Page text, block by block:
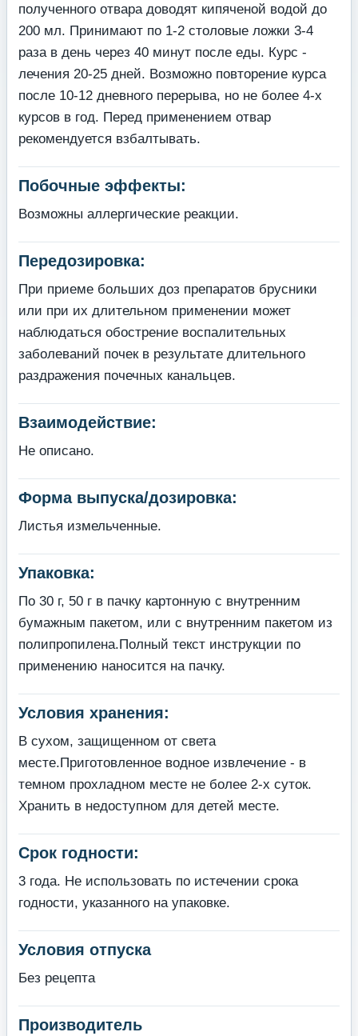
полученного отвара доводят кипяченой водой до
200 мл. Принимают по 1-2 столовые ложки 3-4
раза в день через 40 минут после еды. Курс -
лечения 20-25 дней. Возможно повторение курса
после 10-12 дневного перерыва, но не более 4-х
курсов в год. Перед применением отвар
рекомендуется взбалтывать.
Побочные эффекты:
Возможны аллергические реакции.
Передозировка:
При приеме больших доз препаратов брусники
или при их длительном применении может
наблюдаться обострение воспалительных
заболеваний почек в результате длительного
раздражения почечных канальцев.
Взаимодействие:
Не описано.
Форма выпуска/дозировка:
Листья измельченные.
Упаковка:
По 30 г, 50 г в пачку картонную с внутренним
бумажным пакетом, или с внутренним пакетом из
полипропилена.Полный текст инструкции по
применению наносится на пачку.
Условия хранения:
В сухом, защищенном от света
месте.Приготовленное водное извлечение - в
темном прохладном месте не более 2-х суток.
Хранить в недоступном для детей месте.
Срок годности:
3 года. Не использовать по истечении срока
годности, указанного на упаковке.
Условия отпуска
Без рецепта
Производитель